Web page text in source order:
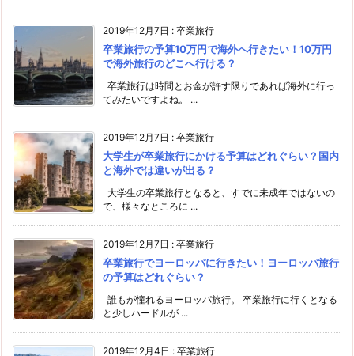
2019年12月7日 : 卒業旅行
卒業旅行の予算10万円で海外へ行きたい！10万円
で海外旅行のどこへ行ける？
卒業旅行は時間とお金が許す限りであれば海外に行っ
てみたいですよね。 ...
2019年12月7日 : 卒業旅行
大学生が卒業旅行にかける予算はどれぐらい？国内
と海外では違いが出る？
大学生の卒業旅行となると、すでに未成年ではないの
で、様々なところに ...
2019年12月7日 : 卒業旅行
卒業旅行でヨーロッパに行きたい！ヨーロッパ旅行
の予算はどれぐらい？
誰もが憧れるヨーロッパ旅行。 卒業旅行に行くとなる
と少しハードルが ...
2019年12月4日 : 卒業旅行